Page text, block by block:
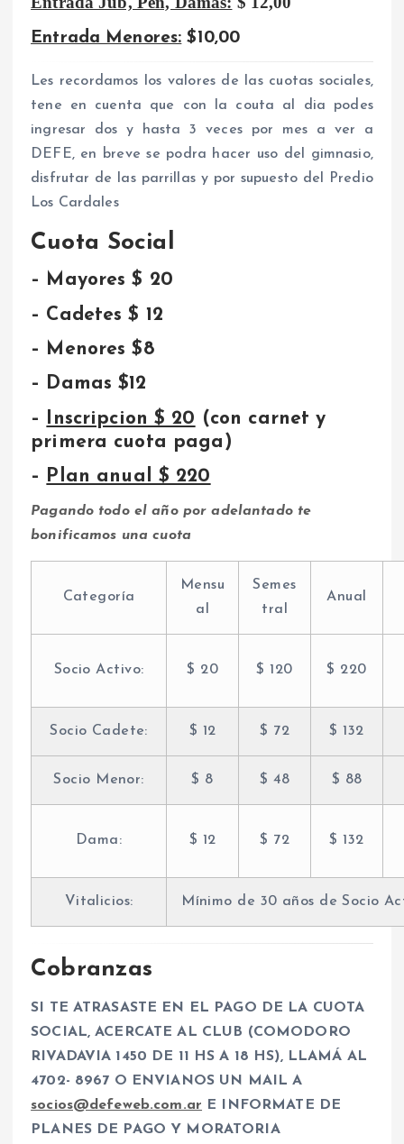
Entrada Menores: $10,00
Les recordamos los valores de las cuotas sociales,
tene en cuenta que con la couta al dia podes
ingresar dos y hasta 3 veces por mes a ver a
DEFE, en breve se podra hacer uso del gimnasio,
disfrutar de las parrillas y por supuesto del Predio
Los Cardales
Cuota Social
– Mayores $ 20
– Cadetes $ 12
– Menores $8
– Damas $12
–
Inscripcion $ 20 (con carnet y
primera cuota paga)
–
Plan anual $ 220
Pagando todo el año por adelantado te
bonificamos una cuota
Categoría
Mensu
al
Semes
tral
Anual
Socio Activo: $ 20 $ 120 $ 220
Socio Cadete: $ 12 $ 72 $ 132
Socio Menor: $ 8 $ 48 $ 88
Dama: $ 12 $ 72 $ 132
Vitalicios: Mínimo de 30 años de Socio
Cobranzas
SI TE ATRASASTE EN EL PAGO DE LA CUOTA
SOCIAL, ACERCATE AL CLUB (COMODORO
RIVADAVIA 1450 DE 11 HS A 18 HS), LLAMÁ AL
4702- 8967 O ENVIANOS UN MAIL A
socios@defeweb.com.ar E INFORMATE DE
PLANES DE PAGO Y MORATORIA